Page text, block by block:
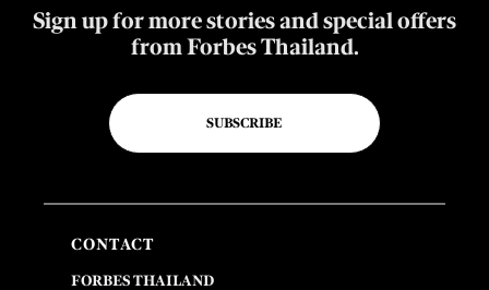
Sign up for more stories and special offers
from Forbes Thailand.
SUBSCRIBE
CONTACT
FORBES THAILAND